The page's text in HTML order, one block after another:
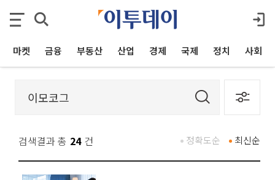
마켓 금융 부동산 산업 경제 국제 정치 사회
검색결과 총 24 건 최신순
정확도순